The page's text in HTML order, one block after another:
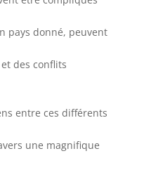
pays donné, peuvent
des conflits
entre ces différents
une magnifique